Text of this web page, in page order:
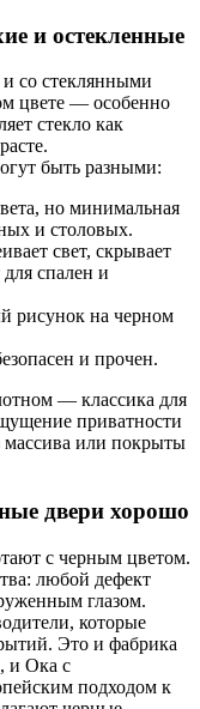
и остекленные
со стеклянными
цвете — особенно
стекло как
быть разными:
но минимальная
и столовых.
свет, скрывает
спален и
рисунок на черном
и прочен.
— классика для
приватности
массива или покрыты
двери хорошо
с черным цветом.
любой дефект
глазом.
которые
Это и фабрика
и Ока с
подходом к